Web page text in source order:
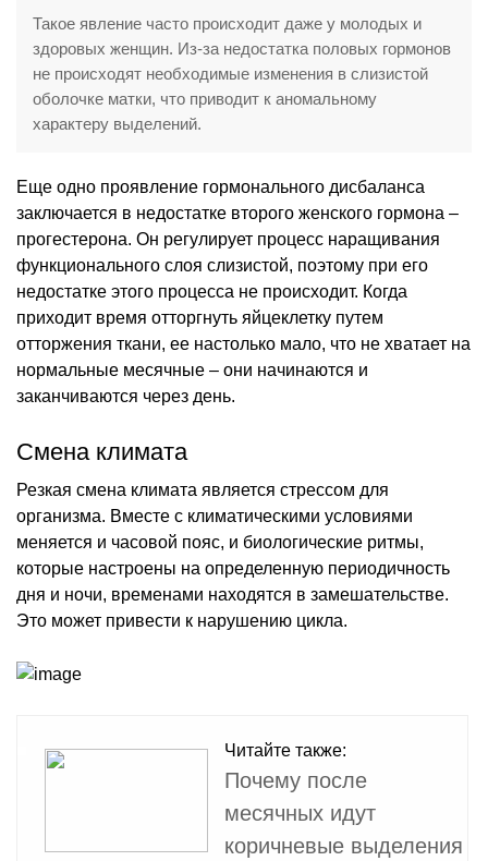
Такое явление часто происходит даже у молодых и
здоровых женщин. Из-за недостатка половых гормонов
не происходят необходимые изменения в слизистой
оболочке матки, что приводит к аномальному
характеру выделений.
Еще одно проявление гормонального дисбаланса
заключается в недостатке второго женского гормона –
прогестерона. Он регулирует процесс наращивания
функционального слоя слизистой, поэтому при его
недостатке этого процесса не происходит. Когда
приходит время отторгнуть яйцеклетку путем
отторжения ткани, ее настолько мало, что не хватает на
нормальные месячные – они начинаются и
заканчиваются через день.
Смена климата
Резкая смена климата является стрессом для
организма. Вместе с климатическими условиями
меняется и часовой пояс, и биологические ритмы,
которые настроены на определенную периодичность
дня и ночи, временами находятся в замешательстве.
Это может привести к нарушению цикла.
Читайте также:
Почему после
месячных идут
коричневые выделения